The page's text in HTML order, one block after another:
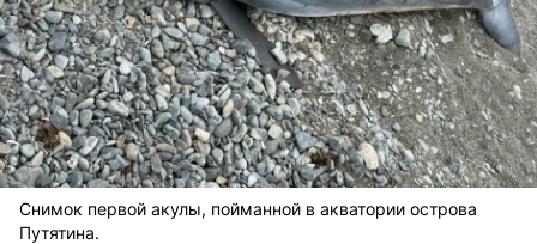
Снимок первой акулы, пойманной в акватории острова
Путятина.